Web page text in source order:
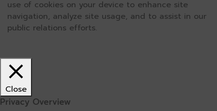
use of cookies on your device to enhance site
navigation, analyze site usage, and to assist in our
public relations efforts.
Close
Privacy Overview